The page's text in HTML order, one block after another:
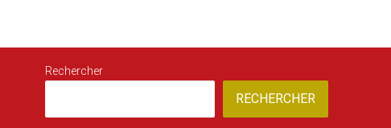
Rechercher
RECHERCHER